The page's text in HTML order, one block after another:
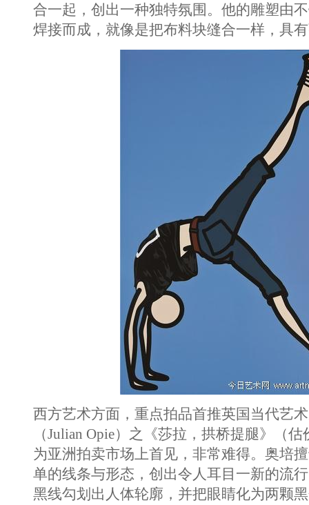
合一起，创出一种独特氛围。他的雕塑由
焊接而成，就像是把布料块缝合一样，具
西方艺术方面，重点拍品首推英国当代艺
（Julian Opie）之《莎拉，拱桥提腿》（
为亚洲拍卖市场上首见，非常难得。奥培
单的线条与形态，创出令人耳目一新的流
黑线勾划出人体轮廓，并把眼睛化为两颗